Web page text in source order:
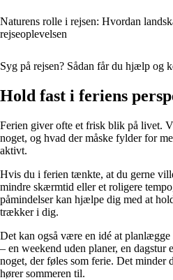
Naturens rolle i rejsen: Hvordan
rejseoplevelsen
Syg på rejsen? Sådan får du hjælp og
Hold fast i feriens
Ferien giver ofte et frisk blik på livet.
noget, og hvad der måske fylder for
aktivt.
Hvis du i ferien tænkte, at du gerne
mindre skærmtid eller et roligere
påmindelser kan hjælpe dig med at
trækker i dig.
Det kan også være en idé at
– en weekend uden planer, en dagstur
noget, der føles som ferie. Det
hører sommeren til.